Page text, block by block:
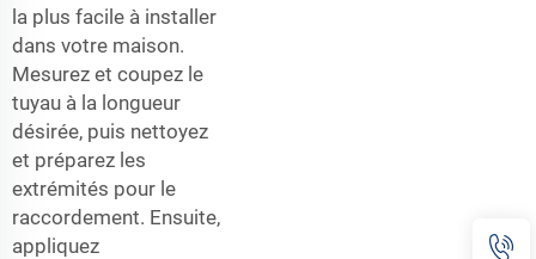
la plus facile à installer
dans votre maison.
Mesurez et coupez le
tuyau à la longueur
désirée, puis nettoyez
et préparez les
extrémités pour le
raccordement. Ensuite,
appliquez